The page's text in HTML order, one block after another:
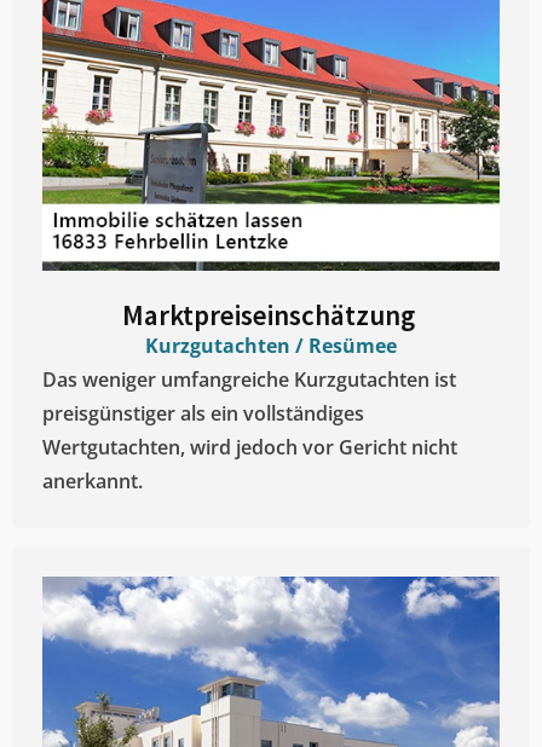
Marktpreiseinschätzung ​
Kurzgutachten / Resümee
Das weniger umfangreiche Kurzgutachten ist
preisgünstiger als ein vollständiges
Wertgutachten, wird jedoch vor Gericht nicht
anerkannt.